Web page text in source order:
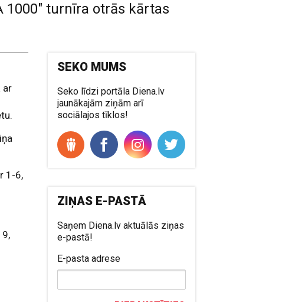
1000" turnīra otrās kārtas
ar
1-6,
SEKO MUMS
Seko līdzi portāla Diena.lv
jaunākajām ziņām arī
sociālajos tīklos!
ZIŅAS E-PASTĀ
Saņem Diena.lv aktuālās ziņas
e-pastā!
E-pasta adrese